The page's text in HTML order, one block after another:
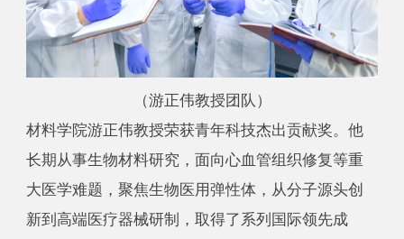
（游正伟教授团队）
材料学院游正伟教授荣获青年科技杰出贡献奖。他
长期从事生物材料研究，面向心血管组织修复等重
大医学难题，聚焦生物医用弹性体，从分子源头创
新到高端医疗器械研制，取得了系列国际领先成